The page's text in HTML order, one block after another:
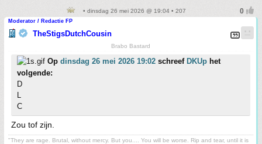
• dinsdag 26 mei 2026 @ 19:04 • 207
Moderator / Redactie FP
TheStigsDutchCousin
Brabo Bastard
Op dinsdag 26 mei 2026 19:02 schreef DKUp het
volgende:
D
L
C
Zou tof zijn.
"They are rage. Brutal, without mercy. But you.... You will be worse. Rip and tear, until it is